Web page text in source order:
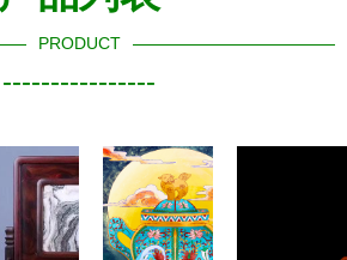
PRODUCT
----------------